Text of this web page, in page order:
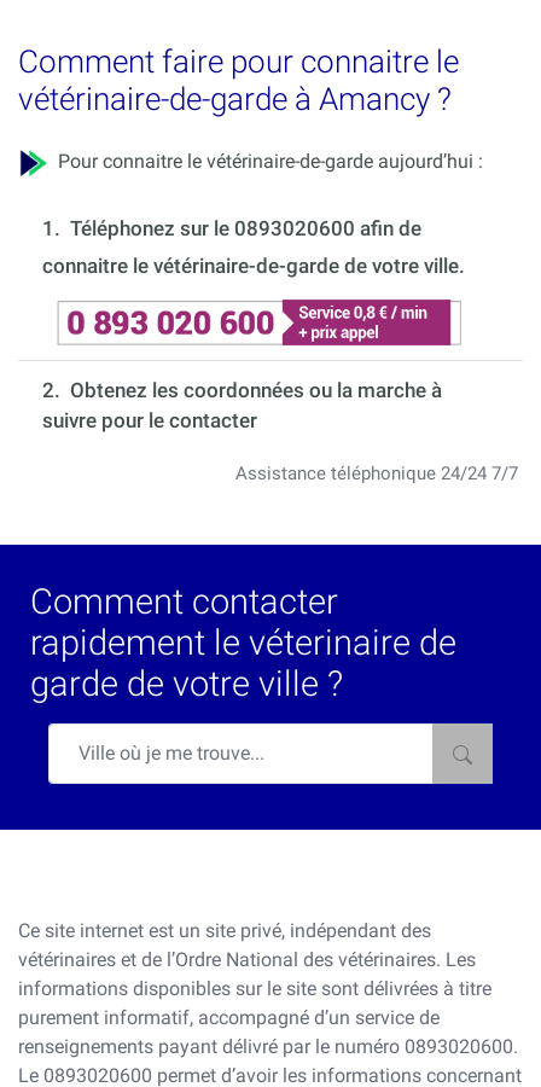
Comment faire pour connaitre le
vétérinaire-de-garde à Amancy ?
Pour connaitre le vétérinaire-de-garde aujourd’hui :
1. Téléphonez sur le 0893020600 afin de
connaitre le vétérinaire-de-garde de votre ville.
2. Obtenez les coordonnées ou la marche à
suivre pour le contacter
Assistance téléphonique 24/24 7/7
Comment contacter
rapidement le véterinaire de
garde de votre ville ?
Ce site internet est un site privé, indépendant des
vétérinaires et de l’Ordre National des vétérinaires. Les
informations disponibles sur le site sont délivrées à titre
purement informatif, accompagné d’un service de
renseignements payant délivré par le numéro 0893020600.
Le 0893020600 permet d’avoir les informations concernant